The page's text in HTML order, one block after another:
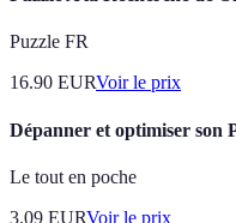
Puzzle FR
16.90 EURVoir le prix
Dépanner et optimiser son
Le tout en poche
3.09 EURVoir le prix